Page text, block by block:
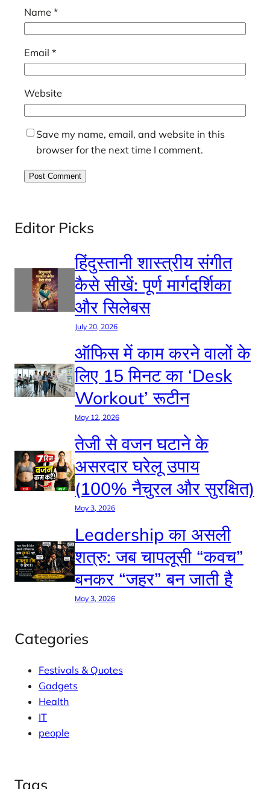
Name *
Email *
Website
Save my name, email, and website in this
browser for the next time I comment.
Editor Picks
हिंदुस्तानी शास्त्रीय संगीत
कैसे सीखें: पूर्ण मार्गदर्शिका
और सिलेबस
July 20, 2026
ऑफिस में काम करने वालों के
लिए 15 मिनट का ‘Desk
Workout’ रूटीन
May 12, 2026
तेजी से वजन घटाने के
असरदार घरेलू उपाय
(100% नैचुरल और सुरक्षित)
May 3, 2026
Leadership का असली
शत्रु: जब चापलूसी “कवच”
बनकर “जहर” बन जाती है
May 3, 2026
Categories
Festivals & Quotes
Gadgets
Health
IT
people
Tags